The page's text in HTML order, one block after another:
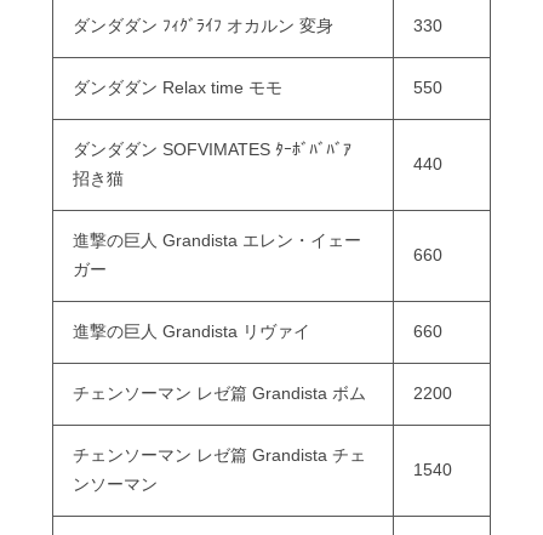
ダンダダン ﾌｨｸﾞﾗｲﾌ オカルン 変身 330
ダンダダン Relax time モモ 550
ダンダダン SOFVIMATES ﾀｰﾎﾞﾊﾞﾊﾞｱ
招き猫
440
進撃の巨人 Grandista エレン・イェー
ガー
660
進撃の巨人 Grandista リヴァイ 660
チェンソーマン レゼ篇 Grandista ボム 2200
チェンソーマン レゼ篇 Grandista チェ
ンソーマン
1540